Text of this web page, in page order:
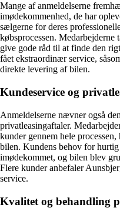
Mange af anmeldelserne
imødekommenhed, de har
sælgerne for deres
købsprocessen. Medarbejderne
give gode råd til at finde den
fået ekstraordinær service,
direkte levering af bilen.
Kundeservice og
Anmeldelserne nævner også
privatleasingaftaler.
kunder gennem hele
bilen. Kundens behov for
imødekommet, og bilen blev
Flere kunder anbefaler
service.
Kvalitet og behandling